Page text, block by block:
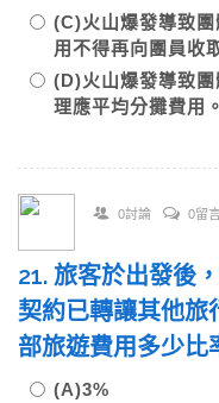
(C)火山爆發導致
用不得再向團員收
(D)火山爆發導致
理應平均分攤費用。
0討論 0留
21. 旅客於出發後
契約已轉讓其他旅
部旅遊費用多少
(A)3%